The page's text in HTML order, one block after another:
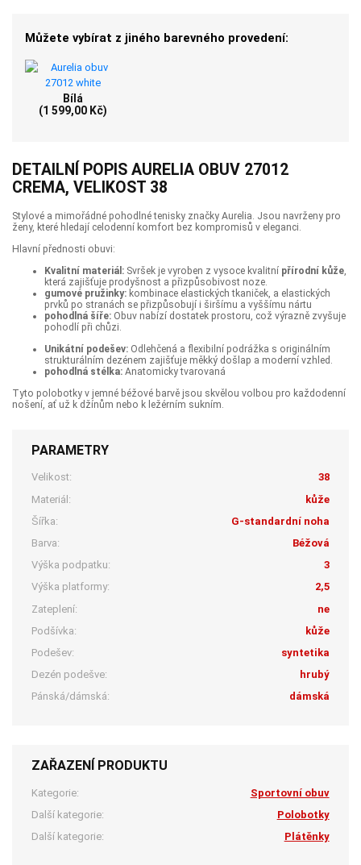
Můžete vybírat z jiného barevného provedení:
Bílá
(1 599,00 Kč)
DETAILNÍ POPIS AURELIA OBUV 27012
CREMA, VELIKOST 38
Stylové a mimořádné pohodlné tenisky značky Aurelia. Jsou navrženy pro
ženy, které hledají celodenní komfort bez kompromisů v eleganci.
Hlavní přednosti obuvi:
Kvalitní materiál: Svršek je vyroben z vysoce kvalitní přírodní kůže
která zajišťuje prodyšnost a přizpůsobivost noze.
gumové pružinky: kombinace elastických tkaniček, a elastických
prvků po stranách se přizpůsobují i širšímu a vyššímu nártu
pohodlná šíře: Obuv nabízí dostatek prostoru, což výrazně zvyšuje
pohodlí při chůzi.
Unikátní podešev: Odlehčená a flexibilní podrážka s originálním
strukturálním dezénem zajišťuje měkký došlap a moderní vzhled.
pohodlná stélka: Anatomicky tvarovaná
Tyto polobotky v jemné béžové barvě jsou skvělou volbou pro každodenní
nošení, ať už k džínům nebo k ležérním sukním.
PARAMETRY
Velikost:
38
Materiál:
kůže
Šířka:
G-standardní noha
Barva:
Béžová
Výška podpatku:
3
Výška platformy:
2,5
Zateplení:
ne
Podšívka:
kůže
Podešev:
syntetika
Dezén podešve:
hrubý
Pánská/dámská:
dámská
ZAŘAZENÍ PRODUKTU
Kategorie:
Sportovní obuv
Další kategorie:
Polobotky
Další kategorie:
Plátěnky